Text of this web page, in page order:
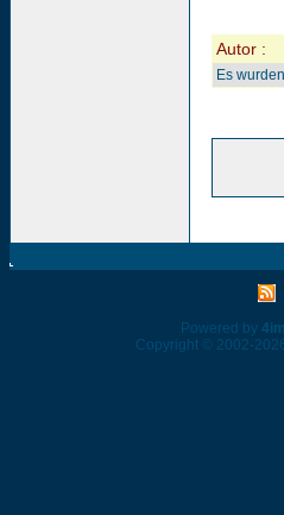
Autor :
Es
Powered by
Copyright © 2002-